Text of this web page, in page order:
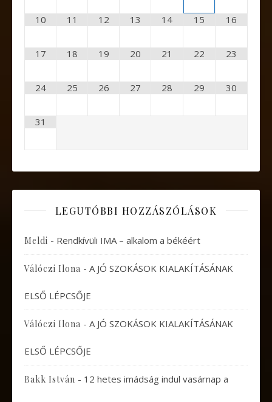
10 11 12 13 14 15 16
17 18 19 20 21 22 23
24 25 26 27 28 29 30
31
LEGUTÓBBI HOZZÁSZÓLÁSOK
Meldi - Rendkívüli IMA – alkalom a békéért
Válóczi Ilona - A JÓ SZOKÁSOK KIALAKÍTÁSÁNAK
ELSŐ LÉPCSŐJE
Válóczi Ilona - A JÓ SZOKÁSOK KIALAKÍTÁSÁNAK
ELSŐ LÉPCSŐJE
Bakk István - 12 hetes imádság indul vasárnap a